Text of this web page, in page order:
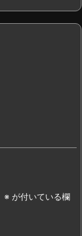
※ が付いている欄